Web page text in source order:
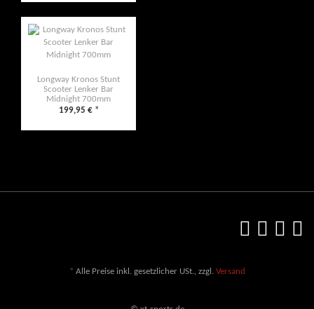
Longway Kronos Stunt
Scooter Lenker Bar
Midnight 700mm
199,95 € *
* Alle Preise inkl. gesetzlicher USt., zzgl. Versand